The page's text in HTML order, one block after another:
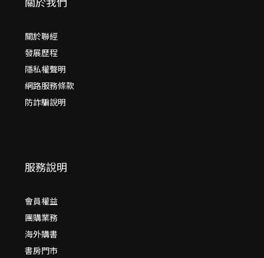
關於聯經
發展歷程
隱私權聲明
網路服務條款
防詐騙說明
服務說明
會員權益
團購業務
海外購書
書房門市